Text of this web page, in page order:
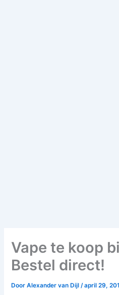
Vape te koop
Bestel direct!
DoorAlexander van Dijl/april 29,